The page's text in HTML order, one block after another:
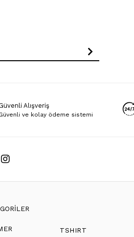
Alışveriş
ve kolay ödeme sistemi
TSHIRT